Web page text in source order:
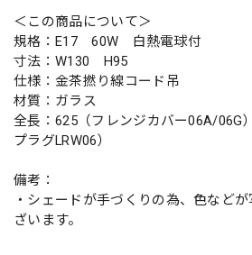
＜この商品について＞
規格：E17 60W 白熱電球付
寸法：W130 H95
仕様：金茶撚り線コード吊
材質：ガラス
全長：625（フレンジカバー06A/
プラグLRW06）
備考：
・シェードが手づくりの為、色など
ざいます。